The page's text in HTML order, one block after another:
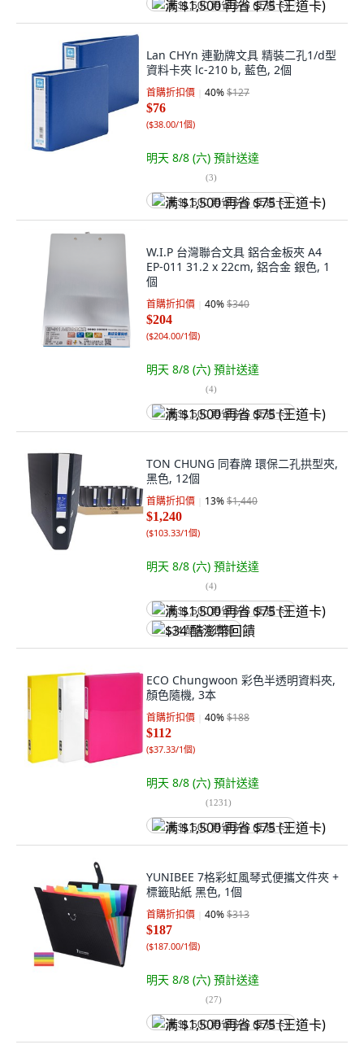
满 $1,500 再省 $75 (王道卡)
Lan CHYn 連勤牌文具 精裝二孔1/d型
資料卡夾 lc-210 b, 藍色, 2個
首購折扣價 40%$127
$76
($38.00/1個)
明天 8/8 (六) 預計送達
(3)
满 $1,500 再省 $75 (王道卡)
W.I.P 台灣聯合文具 鋁合金板夾 A4
EP-011 31.2 x 22cm, 鋁合金 銀色, 1
個
首購折扣價 40%$340
$204
($204.00/1個)
明天 8/8 (六) 預計送達
(4)
满 $1,500 再省 $75 (王道卡)
TON CHUNG 同春牌 環保二孔拱型夾,
黑色, 12個
首購折扣價 13%$1,440
$1,240
($103.33/1個)
明天 8/8 (六) 預計送達
(4)
满 $1,500 再省 $75 (王道卡)
$34 酷澎幣回饋
ECO Chungwoon 彩色半透明資料夾,
顏色隨機, 3本
首購折扣價 40%$188
$112
($37.33/1個)
明天 8/8 (六) 預計送達
(1231)
满 $1,500 再省 $75 (王道卡)
YUNIBEE 7格彩虹風琴式便攜文件夾 +
標籤貼紙 黑色, 1個
首購折扣價 40%$313
$187
($187.00/1個)
明天 8/8 (六) 預計送達
(27)
满 $1,500 再省 $75 (王道卡)